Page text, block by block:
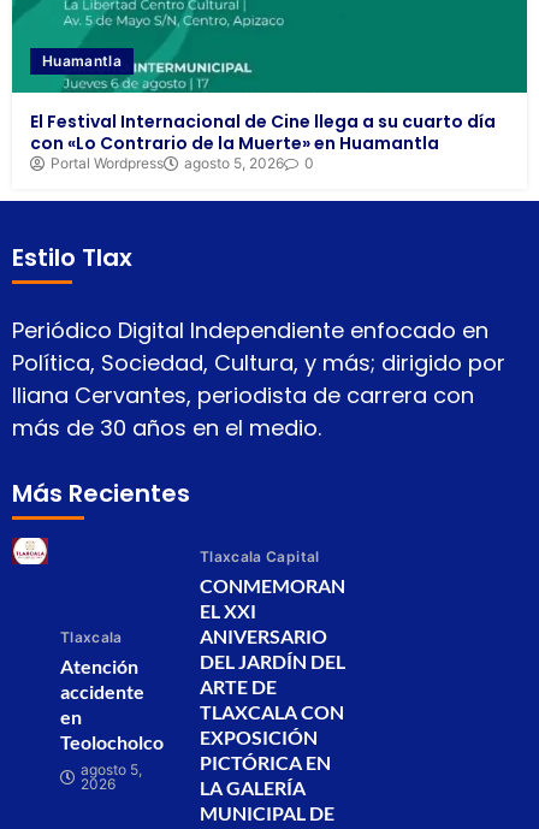
Huamantla
El Festival Internacional de Cine llega a su cuarto día
con «Lo Contrario de la Muerte» en Huamantla
Portal Wordpress agosto 5, 2026 0
Estilo Tlax
Periódico Digital Independiente enfocado en
Política, Sociedad, Cultura, y más; dirigido por
Iliana Cervantes, periodista de carrera con
más de 30 años en el medio.
Más Recientes
Tlaxcala
Atención
accidente
en
Teolocholco
agosto 5,
2026
Tlaxcala Capital
CONMEMORAN
EL XXI
ANIVERSARIO
DEL JARDÍN DEL
ARTE DE
TLAXCALA CON
EXPOSICIÓN
PICTÓRICA EN
LA GALERÍA
MUNICIPAL DE